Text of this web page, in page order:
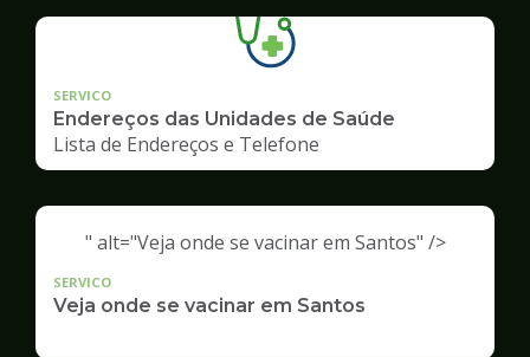
SERVICO
Endereços das Unidades de Saúde
Lista de Endereços e Telefone
" alt="Veja onde se vacinar em Santos" />
SERVICO
Veja onde se vacinar em Santos